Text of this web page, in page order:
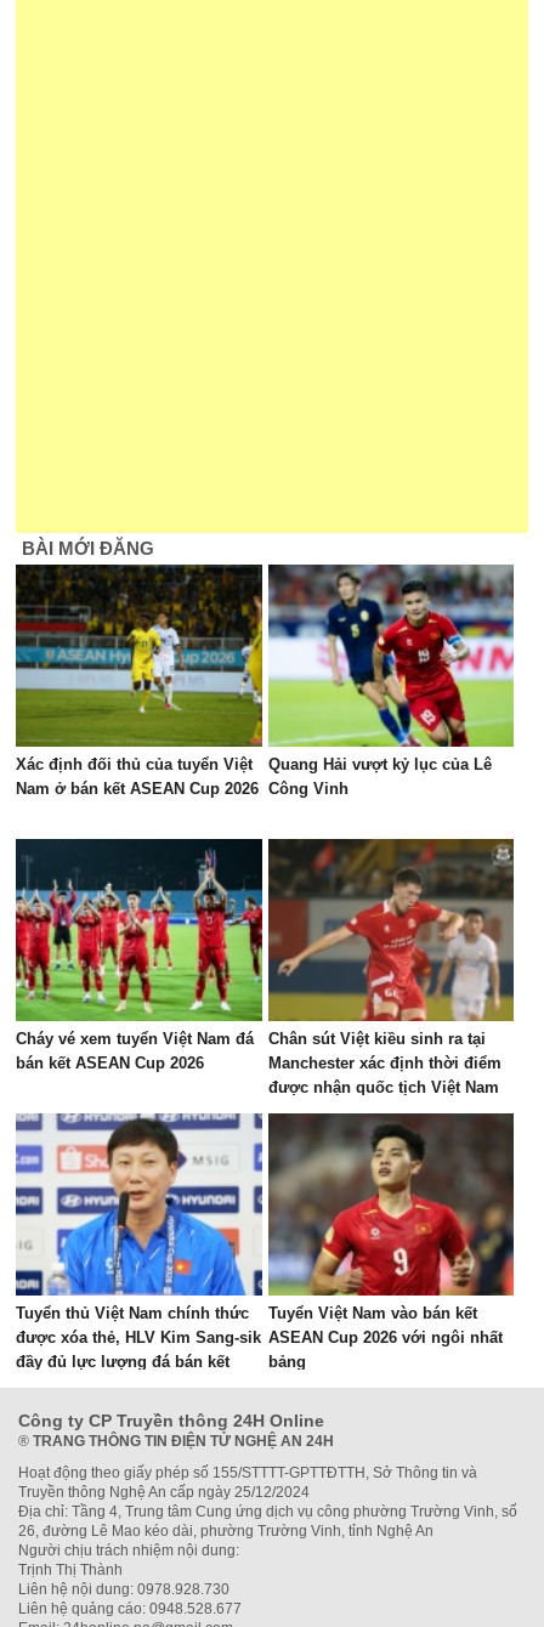
BÀI MỚI ĐĂNG
Xác định đối thủ của tuyển Việt
Nam ở bán kết ASEAN Cup 2026
Quang Hải vượt kỷ lục của Lê
Công Vinh
Cháy vé xem tuyển Việt Nam đá
bán kết ASEAN Cup 2026
Chân sút Việt kiều sinh ra tại
Manchester xác định thời điểm
được nhận quốc tịch Việt Nam
Tuyển thủ Việt Nam chính thức
được xóa thẻ, HLV Kim Sang-sik
đầy đủ lực lượng đá bán kết
AFF Cup
Tuyển Việt Nam vào bán kết
ASEAN Cup 2026 với ngôi nhất
bảng
Công ty CP Truyền thông 24H Online
® TRANG THÔNG TIN ĐIỆN TỬ NGHỆ AN 24H
Hoạt động theo giấy phép số 155/STTTT-GPTTĐTTH, Sở Thông tin và
Truyền thông Nghệ An cấp ngày 25/12/2024
Địa chỉ: Tầng 4, Trung tâm Cung ứng dịch vụ công phường Trường Vinh, số
26, đường Lê Mao kéo dài, phường Trường Vinh, tỉnh Nghệ An
Người chịu trách nhiệm nội dung:
Trịnh Thị Thành
Liên hệ nội dung: 0978.928.730
Liên hệ quảng cáo: 0948.528.677